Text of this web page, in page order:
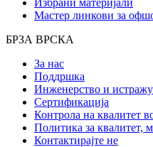
Мастер линкови за
БРЗА ВРСКА
За нас
Поддршка
Инженерство и
Сертификација
Контрола на квалитет
Политика за квалитет,
Контактирајте не